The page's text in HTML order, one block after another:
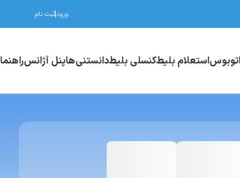
ورودثبت نام
استعلام بلیطکنسلی بلیطدانستنی‌هاپنل آژانسراهنما